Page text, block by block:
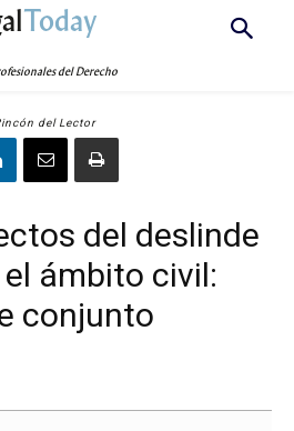
Today
del Derecho
del Lector
del deslinde
ámbito civil:
conjunto